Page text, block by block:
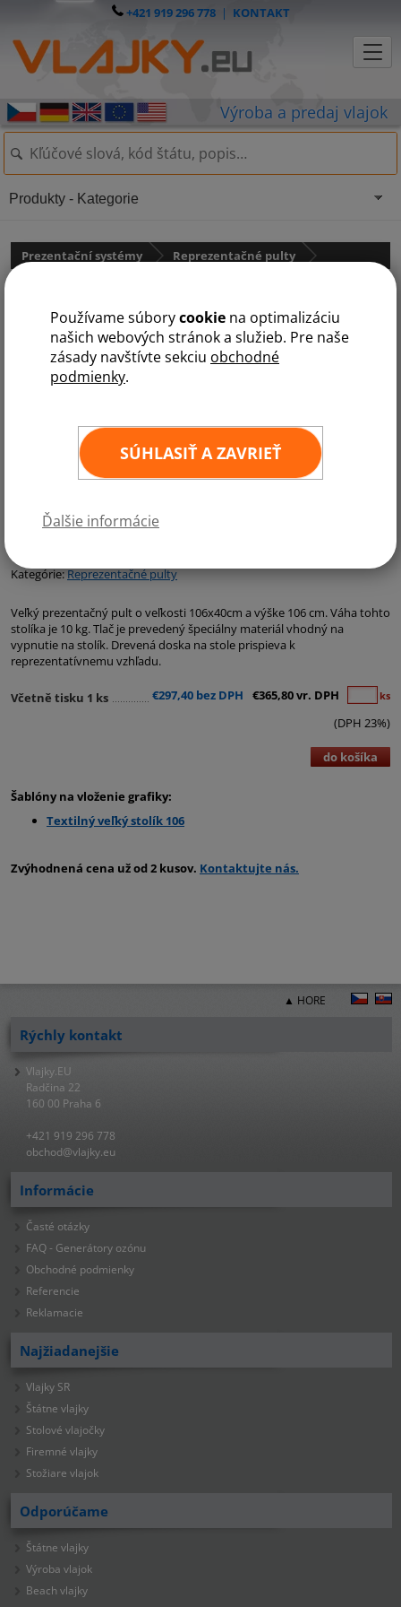
Používame súborycookie na optimalizáciu
našich webových stránok a služieb. Pre naše
zásady navštívte sekciu obchodné
podmienky.
SÚHLASIŤ A ZAVRIEŤ
Ďalšie informácie
+421 919 296 778| KONTAKT
Prezentační systémy Reprezentačné pulty
Kategórie:Reprezentačné pulty
Veľký prezentačný pult o veľkosti 106x40cm a výške 106 cm. Váha tohto
stolíka je 10 kg. Tlač je prevedený špeciálny materiál vhodný na
vypnutie na stolík. Drevená doska na stole prispieva k
reprezentatívnemu vzhľadu.
Včetně tisku 1 ks €297,40 bez DPH €365,80 vr. DPH ks
(DPH 23%)
do košíka
Šablóny na vloženie grafiky:
Textilný veľký stolík 106
Zvýhodnená cena už od 2 kusov. Kontaktujte nás.
Produkty - Kategorie
▲ HORE
Rýchly kontakt
Vlajky.EU
Radčina 22
160 00 Praha 6
+421 919 296 778
obchod@vlajky.eu
Informácie
Časté otázky
FAQ - Generátory ozónu
Obchodné podmienky
Referencie
Reklamacie
Najžiadanejšie
Vlajky SR
Štátne vlajky
Stolové vlajočky
Firemné vlajky
Stožiare vlajok
Odporúčame
Štátne vlajky
Výroba vlajok
Beach vlajky